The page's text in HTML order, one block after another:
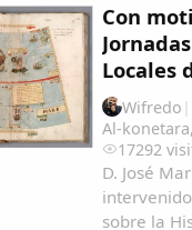
Con
Locales
Wifredo |
Al-konetara,
17292
D. José
sobre la